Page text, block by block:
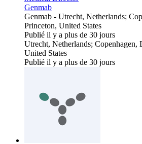
Genmab
Genmab - Utrecht, Netherlands;
Princeton, United States
Publié il y a plus de 30 jours
Utrecht, Netherlands; Copenhagen,
United States
Publié il y a plus de 30 jours